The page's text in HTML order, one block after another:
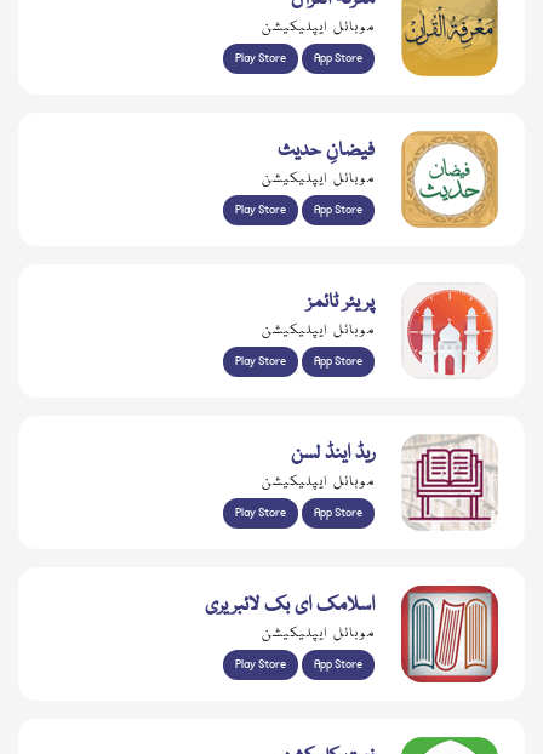
موبائل ایپلیکیشن
Play Store App Store
فیضانِ حدیث
موبائل ایپلیکیشن
Play Store App Store
پریئر ٹائمز
موبائل ایپلیکیشن
Play Store App Store
ریڈ اینڈ لسن
موبائل ایپلیکیشن
Play Store App Store
اسلامک ای بک لائبریری
موبائل ایپلیکیشن
Play Store App Store